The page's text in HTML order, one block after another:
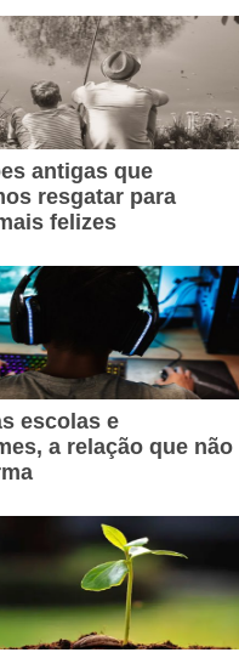
antigas que
resgatar para
felizes
escolas e
a relação que não